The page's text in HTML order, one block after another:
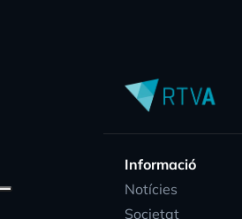
Informació
Notícies
Societat